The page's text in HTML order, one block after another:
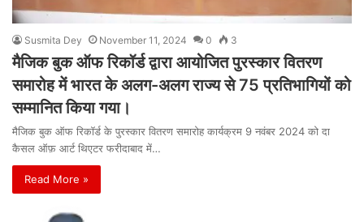
Susmita Dey November 11, 2024 0 3
मैजिक बुक ऑफ रिकॉर्ड द्वारा आयोजित पुरस्कार वितरण
समारोह में भारत के अलग-अलग राज्य से 75 प्रतिभागियों को
सम्मानित किया गया।
मैजिक बुक ऑफ रिकॉर्ड के पुरस्कार वितरण समारोह कार्यक्रम 9 नवंबर 2024 को दा
कैसल ऑफ़ आर्ट थिएटर फरीदाबाद में…
Read More »